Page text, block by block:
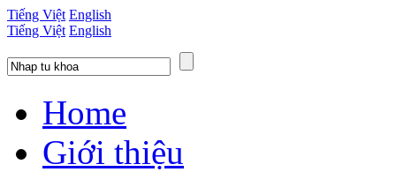
Tiếng Việt English
Tiếng Việt English
Home
Giới thiệu